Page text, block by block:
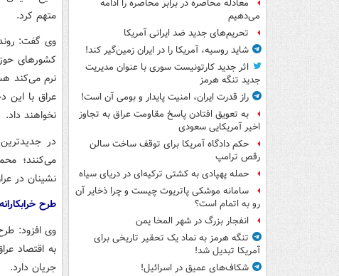
معادله محاصره در برابر محاصره را ادامه
می‌دهیم
تحریم‌های جدید ضد ایرانی آمریکا
شاید روسیه، آمریکا را در ایران زمین‌گیر کند!
اثر جدید کارتونیست سوری با عنوان مدیریت
جدید تنگه هرمز
راز قدرت ایران، امنیت پایدار و بومی آن است!
به تعویق افتادن پاسخ مقاومت عراق به تجاوز
اخیر آمریکایی سعودی
حکم دادگاه آمریکا برای توقف ساخت سالن
رقص ترامپ
حمله پهپادی به کشتی ترکیه‌ای در دریای سیاه
سامانه موشکی پاتریوت چیست و چرا ذخایر آن
رو به اتمام است؟
انفجار بزرگ در شهر المخا یمن
تنگه هرمز به نماد یک تحقیر تاریخی برای
آمریکا تبدیل شد!
شکاف‌های عمیق در اسرائیل!
متهم کرد.
وی گفت:
کشورهای
نرم می‌کند
عراق با این
نخواهند داد.
در
می‌کنند؛
نشینان در
طرح
وی افزود:
به اقتصاد
جریان دارد.